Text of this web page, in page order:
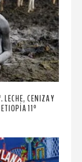
CENIZA Y
11º